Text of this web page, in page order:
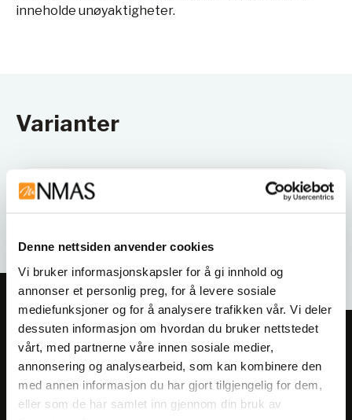
Denne nettsiden anvender cookies
Vi bruker informasjonskapsler for å gi innhold og
annonser et personlig preg, for å levere sosiale
mediefunksjoner og for å analysere trafikken vår. Vi deler
dessuten informasjon om hvordan du bruker nettstedet
vårt, med partnerne våre innen sosiale medier,
annonsering og analysearbeid, som kan kombinere den
med annen informasjon du har gjort tilgjengelig for dem,
eller som de har samlet inn gjennom din bruk av
inneholde unøyaktigheter.
Varianter
Meld deg på vårt nyhetsbrev!
Få informasjon om produkter,
arrangementer og kampanjer.